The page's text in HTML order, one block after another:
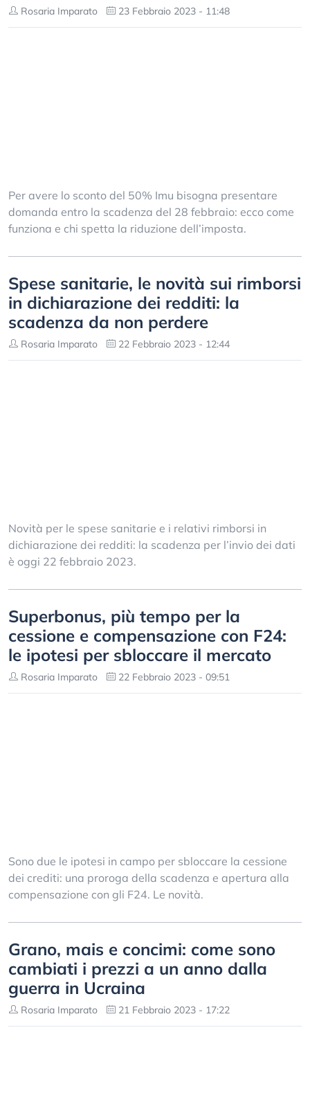
Rosaria Imparato 23 Febbraio 2023 - 11:48
Per avere lo sconto del 50% Imu bisogna presentare
domanda entro la scadenza del 28 febbraio: ecco come
funziona e chi spetta la riduzione dell’imposta.
Spese sanitarie, le novità sui rimborsi
in dichiarazione dei redditi: la
scadenza da non perdere
Rosaria Imparato 22 Febbraio 2023 - 12:44
Novità per le spese sanitarie e i relativi rimborsi in
dichiarazione dei redditi: la scadenza per l’invio dei dati
è oggi 22 febbraio 2023.
Superbonus, più tempo per la
cessione e compensazione con F24:
le ipotesi per sbloccare il mercato
Rosaria Imparato 22 Febbraio 2023 - 09:51
Sono due le ipotesi in campo per sbloccare la cessione
dei crediti: una proroga della scadenza e apertura alla
compensazione con gli F24. Le novità.
Grano, mais e concimi: come sono
cambiati i prezzi a un anno dalla
guerra in Ucraina
Rosaria Imparato 21 Febbraio 2023 - 17:22